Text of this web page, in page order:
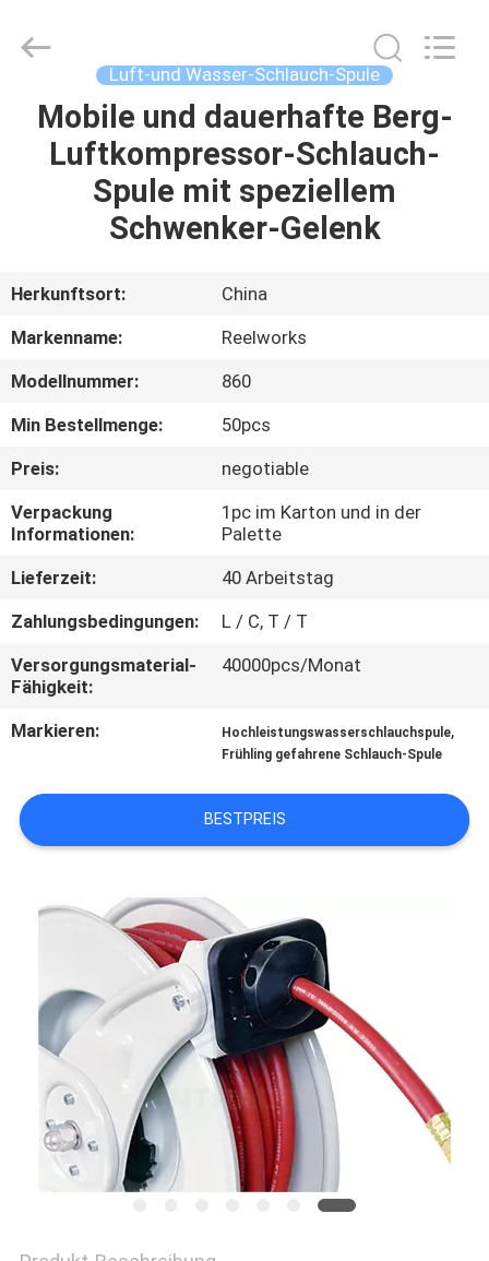
HEIM
PRODUKTE
ÜBER
FABRIK-
TOUR
QUALITÄTSKONTROLLE
KONTAKTIERE
NACHRICHTEN
FORDERN
SIE
EIN
ANGEBOT
SITEMAP
PRIVACY
POLICY
Luft-und Wasser-Schlauch-Spule
Mobile und dauerhafte Berg-
Luftkompressor-Schlauch-
Spule mit speziellem
Schwenker-Gelenk
Herkunftsort:
China
Markenname:
Reelworks
Modellnummer:
860
Min Bestellmenge:
50pcs
Preis:
negotiable
Verpackung
Informationen:
1pc im Karton und in der
Palette
Lieferzeit:
40 Arbeitstag
Zahlungsbedingungen:
L / C, T / T
Versorgungsmaterial-
Fähigkeit:
40000pcs/Monat
Markieren: Hochleistungswasserschlauchspule,
Frühling gefahrene Schlauch-Spule
BESTPREIS